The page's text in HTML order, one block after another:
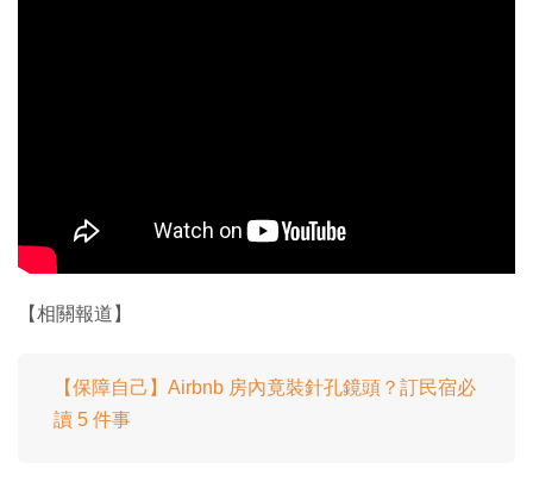
【相關報道】
【保障自己】Airbnb 房內竟裝針孔鏡頭？訂民宿必
讀 5 件事